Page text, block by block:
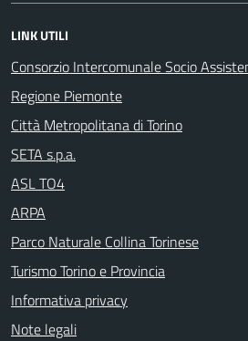
LINK UTILI
Consorzio Intercomunale Socio
Regione Piemonte
Città Metropolitana di Torino
SETA s.p.a.
ASL TO4
ARPA
Parco Naturale Collina Torinese
Turismo Torino e Provincia
Informativa privacy
Note legali